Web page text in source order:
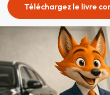
Téléchargez le livre